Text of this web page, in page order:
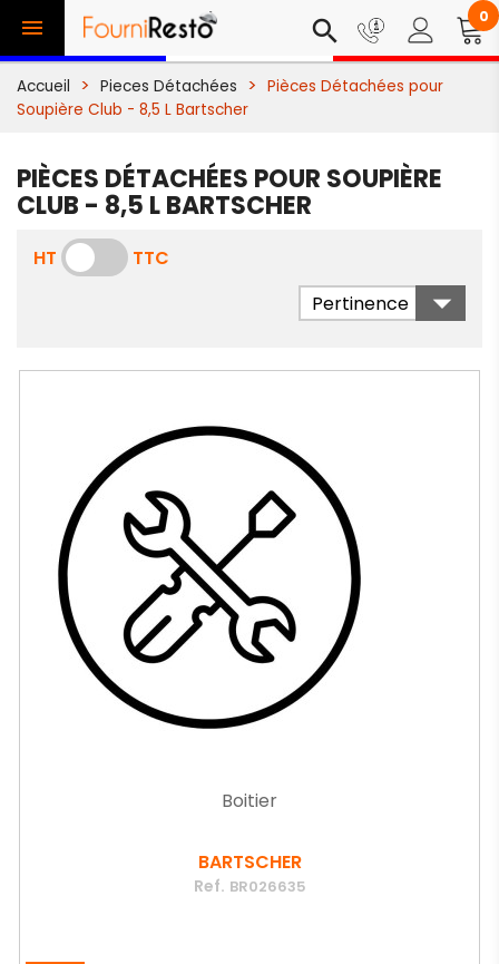
 search 0
Accueil Pieces Détachées
Pièces Détachées pour
Soupière Club - 8,5 L Bartscher
PIÈCES DÉTACHÉES POUR SOUPIÈRE
CLUB - 8,5 L BARTSCHER
HT
TTC
Pertinence

Boitier
BARTSCHER
Ref. BR026635